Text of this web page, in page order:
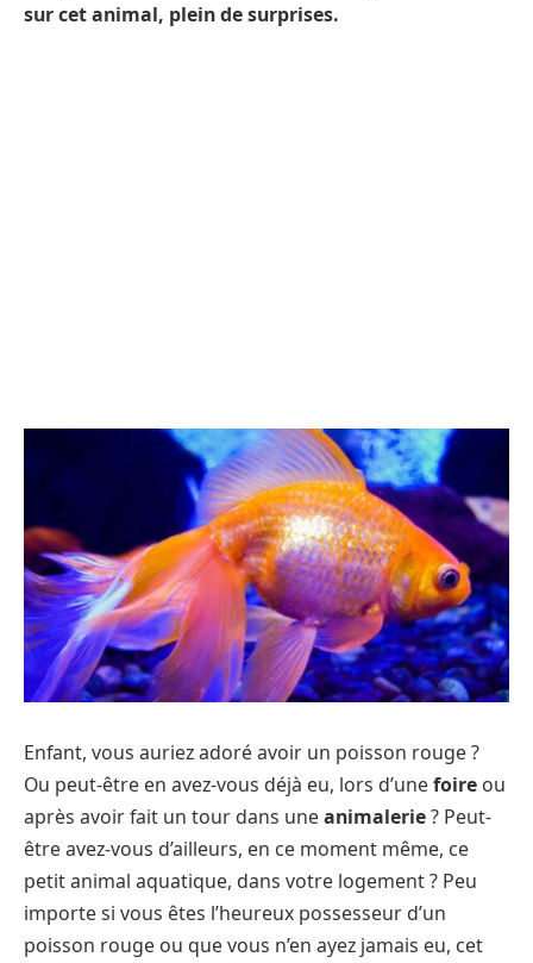
sur cet animal, plein de surprises.
Enfant, vous auriez adoré avoir un poisson rouge ?
Ou peut-être en avez-vous déjà eu, lors d’unefoire ou
après avoir fait un tour dans uneanimalerie? Peut-
être avez-vous d’ailleurs, en ce moment même, ce
petit animal aquatique, dans votre logement ? Peu
importe si vous êtes l’heureux possesseur d’un
poisson rouge ou que vous n’en ayez jamais eu, cet